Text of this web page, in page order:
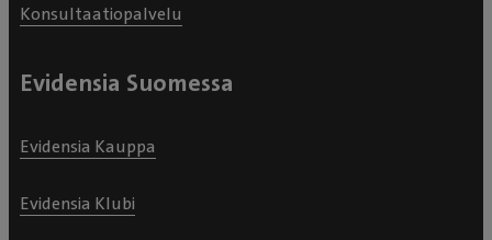
Konsultaatiopalvelu
Evidensia Suomessa
Evidensia Kauppa
Evidensia Klubi